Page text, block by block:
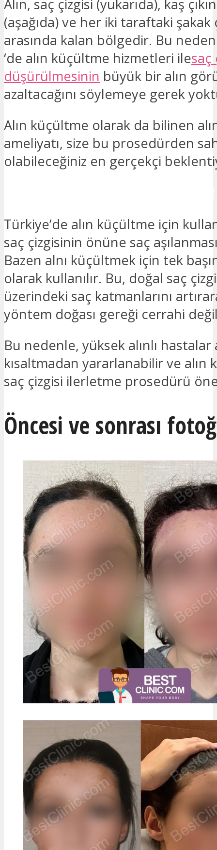
Alın, saç çizgisi (yukarıda), kaş
(aşağıda) ve her iki taraftaki şakak
arasında kalan bölgedir. Bu
‘de alın küçültme hizmetleri ilesaç
düşürülmesinin büyük bir alın
azaltacağını söylemeye gerek
Alın küçültme olarak da bilinen
ameliyatı, size bu prosedürden
olabileceğiniz en gerçekçi
Türkiye’de alın küçültme için
saç çizgisinin önüne saç
Bazen alnı küçültmek için tek
olarak kullanılır. Bu, doğal saç
üzerindeki saç katmanlarını
yöntem doğası gereği cerrahi
Bu nedenle, yüksek alınlı hastalar
kısaltmadan yararlanabilir ve alın
saç çizgisi ilerletme prosedürü
Öncesi ve sonrası